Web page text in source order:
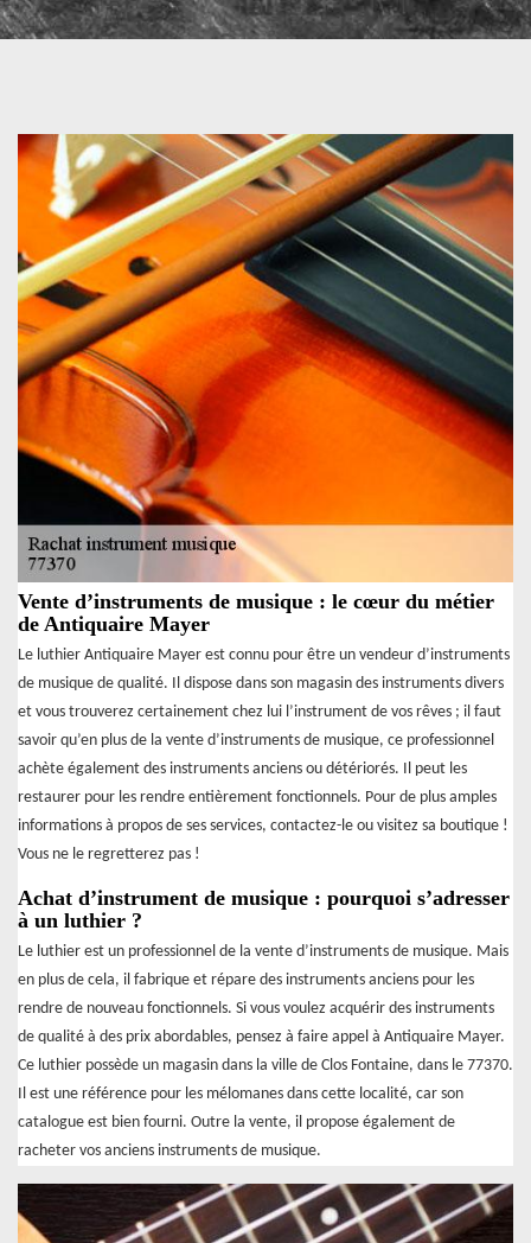
Vente d’instruments de musique : le cœur du métier
de Antiquaire Mayer
Le luthier Antiquaire Mayer est connu pour être un vendeur d’instruments
de musique de qualité. Il dispose dans son magasin des instruments divers
et vous trouverez certainement chez lui l’instrument de vos rêves ; il faut
savoir qu’en plus de la vente d’instruments de musique, ce professionnel
achète également des instruments anciens ou détériorés. Il peut les
restaurer pour les rendre entièrement fonctionnels. Pour de plus amples
informations à propos de ses services, contactez-le ou visitez sa boutique !
Vous ne le regretterez pas !
Achat d’instrument de musique : pourquoi s’adresser
à un luthier ?
Le luthier est un professionnel de la vente d’instruments de musique. Mais
en plus de cela, il fabrique et répare des instruments anciens pour les
rendre de nouveau fonctionnels. Si vous voulez acquérir des instruments
de qualité à des prix abordables, pensez à faire appel à Antiquaire Mayer.
Ce luthier possède un magasin dans la ville de Clos Fontaine, dans le 77370.
Il est une référence pour les mélomanes dans cette localité, car son
catalogue est bien fourni. Outre la vente, il propose également de
racheter vos anciens instruments de musique.